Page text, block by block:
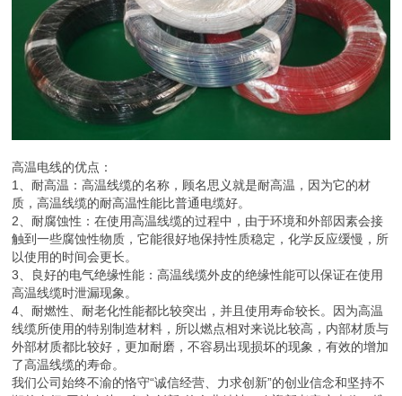
高温电线的优点：
1、耐高温：高温线缆的名称，顾名思义就是耐高温，因为它的材
质，高温线缆的耐高温性能比普通电缆好。
2、耐腐蚀性：在使用高温线缆的过程中，由于环境和外部因素会接
触到一些腐蚀性物质，它能很好地保持性质稳定，化学反应缓慢，所
以使用的时间会更长。
3、良好的电气绝缘性能：高温线缆外皮的绝缘性能可以保证在使用
高温线缆时泄漏现象。
4、耐燃性、耐老化性能都比较突出，并且使用寿命较长。因为高温
线缆所使用的特别制造材料，所以燃点相对来说比较高，内部材质与
外部材质都比较好，更加耐磨，不容易出现损坏的现象，有效的增加
了高温线缆的寿命。
我们公司始终不渝的恪守“诚信经营、力求创新”的创业信念和坚持不